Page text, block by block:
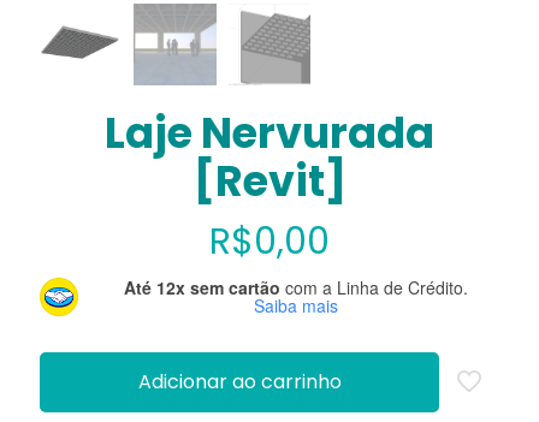
Laje Nervurada
[Revit]
R$0,00
Até 12x sem cartão com a Linha de Crédito.
Saiba mais
Adicionar ao carrinho